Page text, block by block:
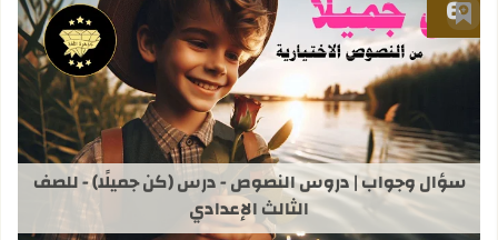
أضف إلى العلامات المرجعية
قراءة المزيد عن سؤال وجواب |
سؤال وجواب | دروس النصوص - درس (كن جميلًا) - للصف
الثالث الإعدادي